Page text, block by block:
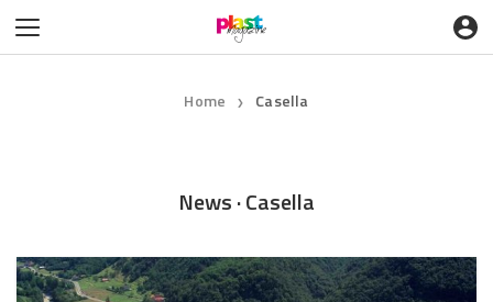
Home ❯ Casella
News · Casella